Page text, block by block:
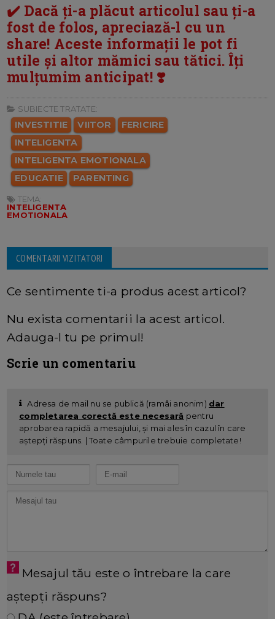
✔️ Dacă ți-a plăcut articolul sau ți-a
fost de folos, apreciază-l cu un
share! Aceste informații le pot fi
utile și altor mămici sau tătici. Îți
mulțumim anticipat! ❣️
SUBIECTE TRATATE:
INVESTITIE VIITOR
FERICIRE
INTELIGENTA
INTELIGENTA EMOTIONALA
EDUCATIE
PARENTING
TEMA:
INTELIGENTA
EMOTIONALA
COMENTARII VIZITATORI
Ce sentimente ti-a produs acest articol?
Nu exista comentarii la acest articol.
Adauga-l tu pe primul!
Scrie un comentariu
Adresa de mail nu se publică (ramâi anonim) dar
completarea corectă este necesară pentru
aprobarea rapidă a mesajului, și mai ales în cazul în care
aștepți răspuns. | Toate câmpurile trebuie completate!
Mesajul tău este o întrebare la care
aștepți răspuns?